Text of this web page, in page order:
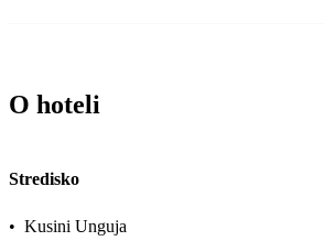
O hoteli
Stredisko
• Kusini Unguja